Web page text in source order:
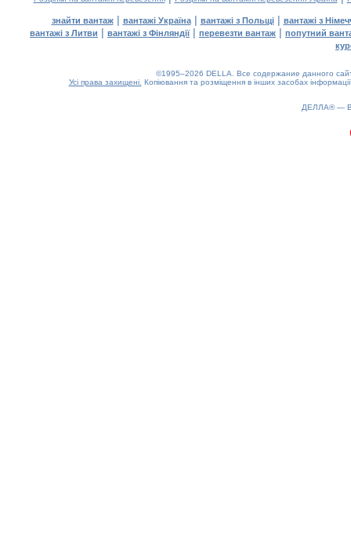
знайти вантаж| вантажі Україна| вантажі з Польщі| вантажі з
вантажі з Литви | вантажі з Фінляндії| перевезти вантаж | попутний
©1995–2026 DELLA. Все содержание данного
Усі права захищені. Копіювання та розміщення в інших засобах
ДЕЛЛА® —